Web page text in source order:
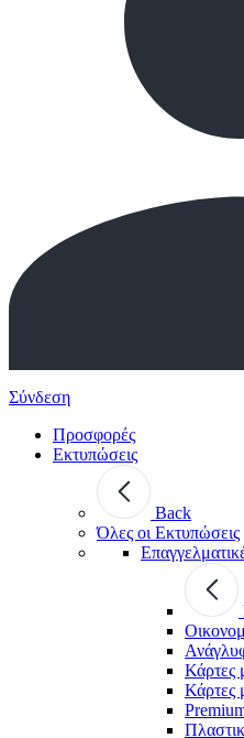
Σύνδεση
Προσφορές
Εκτυπώσεις
Back
Όλες οι Εκτυπώσεις
Κάρτες
Κάρτες